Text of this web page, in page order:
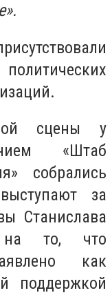
сцены у
«Штаб
собрались
за
Станислава
на то, что
как
поддержкой